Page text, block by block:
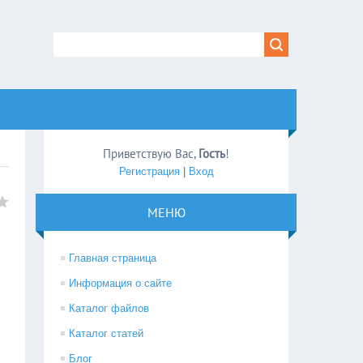
Приветствую Вас, Гость!
Регистрация| Вход
МЕНЮ
Главная страница
Информация о сайте
Каталог файлов
Каталог статей
Блог